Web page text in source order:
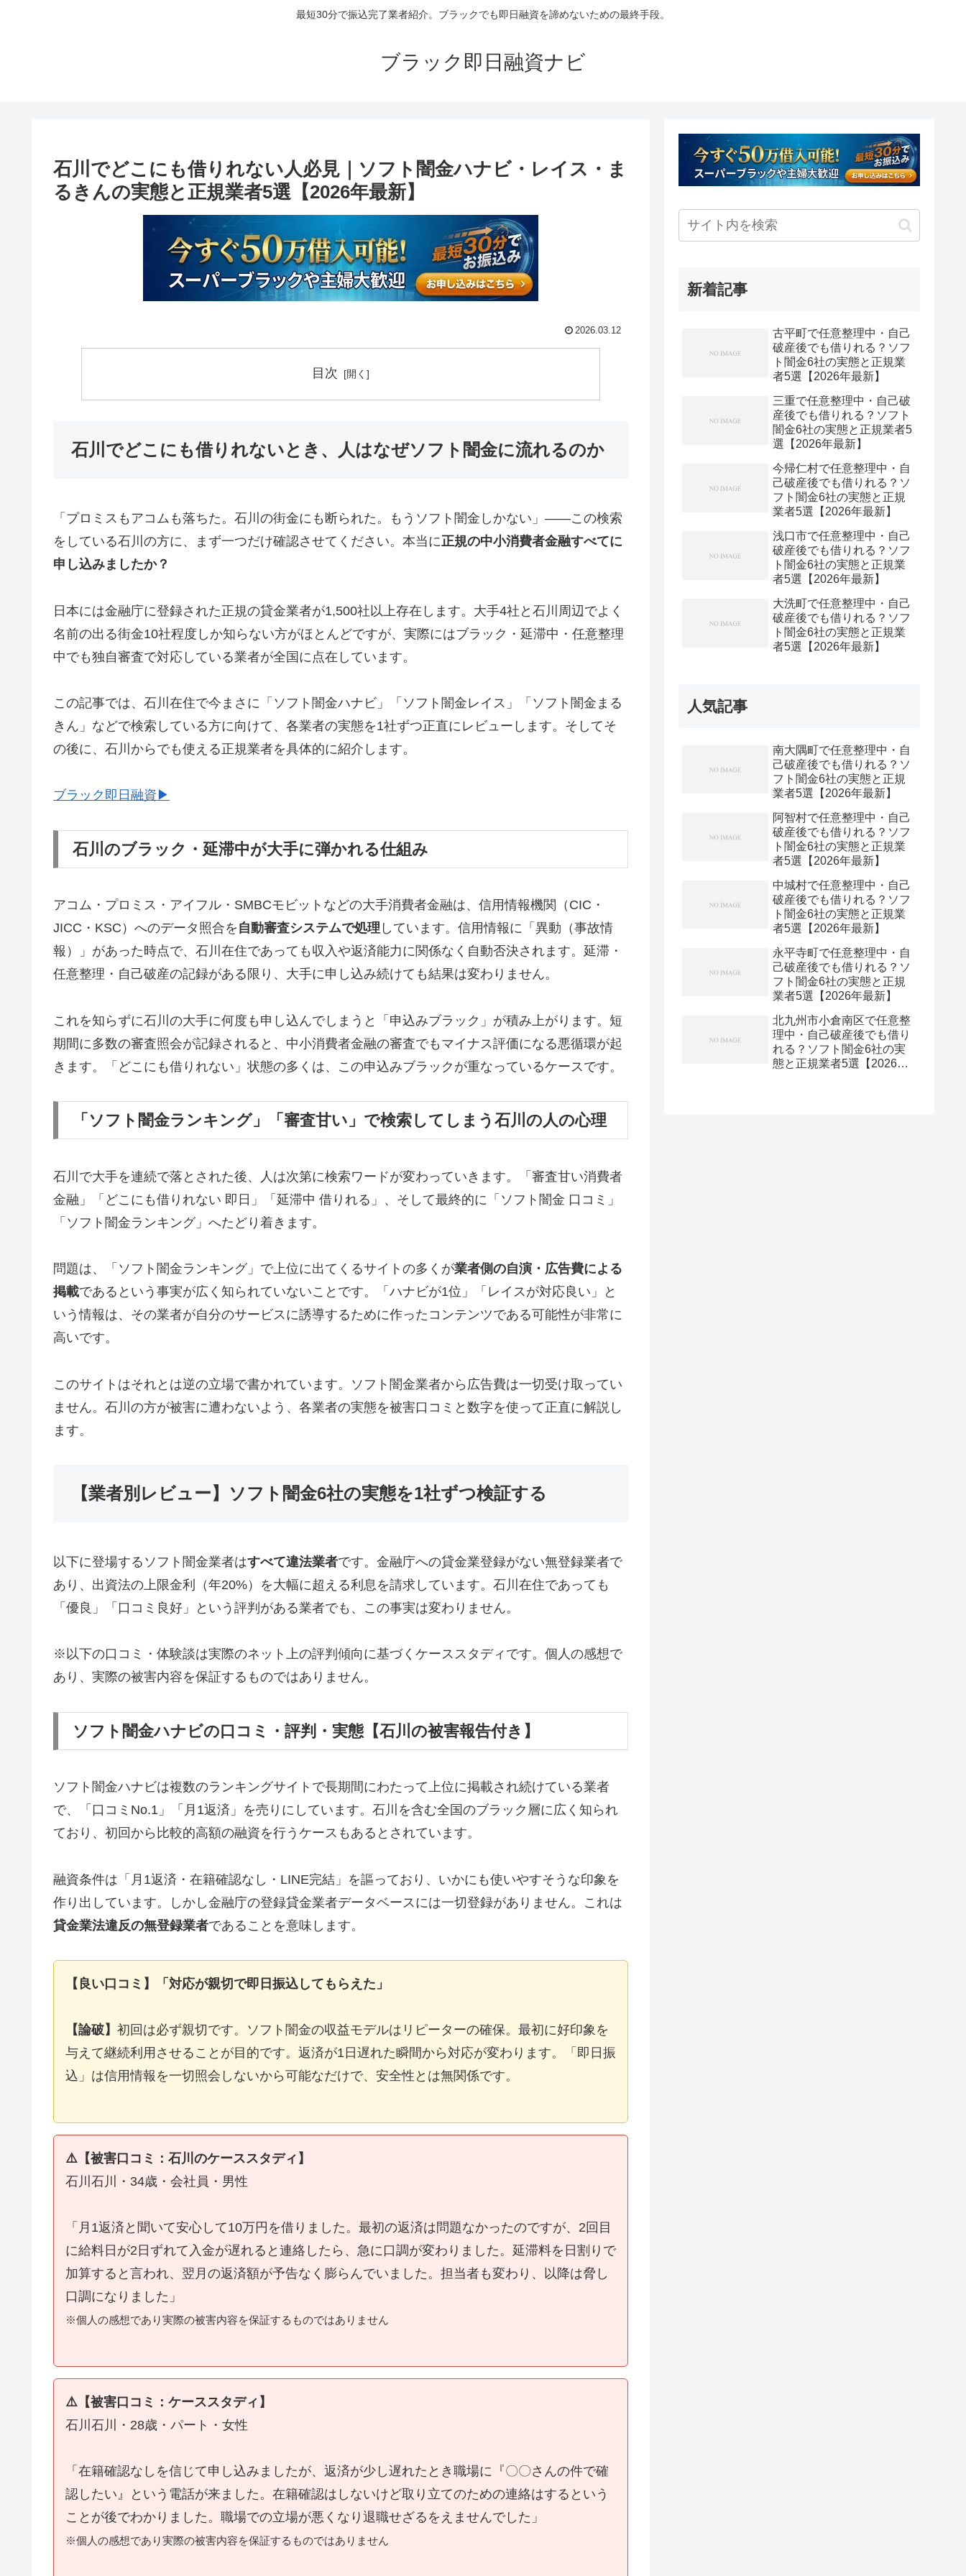
最短30分で振込完了業者紹介。ブラックでも即日融資を諦めないための最終手段。
ブラック即日融資ナビ
石川でどこにも借りれない人必見｜ソフト闇金ハナビ・レイス・ま
るきんの実態と正規業者5選【2026年最新】
2026.03.12
目次
石川でどこにも借りれないとき、人はなぜソフト闇金に流れるのか
「プロミスもアコムも落ちた。石川の街金にも断られた。もうソフト闇金しかない」——この検索
をしている石川の方に、まず一つだけ確認させてください。本当に正規の中小消費者金融すべてに
申し込みましたか？
日本には金融庁に登録された正規の貸金業者が1,500社以上存在します。大手4社と石川周辺でよく
名前の出る街金10社程度しか知らない方がほとんどですが、実際にはブラック・延滞中・任意整理
中でも独自審査で対応している業者が全国に点在しています。
この記事では、石川在住で今まさに「ソフト闇金ハナビ」「ソフト闇金レイス」「ソフト闇金まる
きん」などで検索している方に向けて、各業者の実態を1社ずつ正直にレビューします。そしてそ
の後に、石川からでも使える正規業者を具体的に紹介します。
ブラック即日融資▶
石川のブラック・延滞中が大手に弾かれる仕組み
アコム・プロミス・アイフル・SMBCモビットなどの大手消費者金融は、信用情報機関（CIC・
JICC・KSC）へのデータ照合を 自動審査システムで処理 しています。信用情報に「異動（事故情
報）」があった時点で、石川在住であっても収入や返済能力に関係なく自動否決されます。延滞・
任意整理・自己破産の記録がある限り、大手に申し込み続けても結果は変わりません。
これを知らずに石川の大手に何度も申し込んでしまうと「申込みブラック」が積み上がります。短
期間に多数の審査照会が記録されると、中小消費者金融の審査でもマイナス評価になる悪循環が起
きます。「どこにも借りれない」状態の多くは、この申込みブラックが重なっているケースです。
「ソフト闇金ランキング」「審査甘い」で検索してしまう石川の人の心理
石川で大手を連続で落とされた後、人は次第に検索ワードが変わっていきます。「審査甘い消費者
金融」「どこにも借りれない 即日」「延滞中 借りれる」、そして最終的に「ソフト闇金 口コミ」
「ソフト闇金ランキング」へたどり着きます。
問題は、「ソフト闇金ランキング」で上位に出てくるサイトの多くが業者側の自演・広告費による
掲載であるという事実が広く知られていないことです。「ハナビが1位」「レイスが対応良い」と
いう情報は、その業者が自分のサービスに誘導するために作ったコンテンツである可能性が非常に
高いです。
このサイトはそれとは逆の立場で書かれています。ソフト闇金業者から広告費は一切受け取ってい
ません。石川の方が被害に遭わないよう、各業者の実態を被害口コミと数字を使って正直に解説し
ます。
【業者別レビュー】ソフト闇金6社の実態を1社ずつ検証する
以下に登場するソフト闇金業者はすべて違法業者です。金融庁への貸金業登録がない無登録業者で
あり、出資法の上限金利（年20%）を大幅に超える利息を請求しています。石川在住であっても
「優良」「口コミ良好」という評判がある業者でも、この事実は変わりません。
※以下の口コミ・体験談は実際のネット上の評判傾向に基づくケーススタディです。個人の感想で
あり、実際の被害内容を保証するものではありません。
ソフト闇金ハナビの口コミ・評判・実態【石川の被害報告付き】
ソフト闇金ハナビは複数のランキングサイトで長期間にわたって上位に掲載され続けている業者
で、「口コミNo.1」「月1返済」を売りにしています。石川を含む全国のブラック層に広く知られ
ており、初回から比較的高額の融資を行うケースもあるとされています。
融資条件は「月1返済・在籍確認なし・LINE完結」を謳っており、いかにも使いやすそうな印象を
作り出しています。しかし金融庁の登録貸金業者データベースには一切登録がありません。これは
貸金業法違反の無登録業者であることを意味します。
【良い口コミ】「対応が親切で即日振込してもらえた」
【論破】 初回は必ず親切です。ソフト闇金の収益モデルはリピーターの確保。最初に好印象を
与えて継続利用させることが目的です。返済が1日遅れた瞬間から対応が変わります。「即日振
込」は信用情報を一切照会しないから可能なだけで、安全性とは無関係です。
⚠️【被害口コミ：石川のケーススタディ】
石川石川・34歳・会社員・男性
「月1返済と聞いて安心して10万円を借りました。最初の返済は問題なかったのですが、2回目
に給料日が2日ずれて入金が遅れると連絡したら、急に口調が変わりました。延滞料を日割りで
加算すると言われ、翌月の返済額が予告なく膨らんでいました。担当者も変わり、以降は脅し
口調になりました」
※個人の感想であり実際の被害内容を保証するものではありません
⚠️【被害口コミ：ケーススタディ】
石川石川・28歳・パート・女性
「在籍確認なしを信じて申し込みましたが、返済が少し遅れたとき職場に『〇〇さんの件で確
認したい』という電話が来ました。在籍確認はしないけど取り立てのための連絡はするという
ことが後でわかりました。職場での立場が悪くなり退職せざるをえませんでした」
※個人の感想であり実際の被害内容を保証するものではありません
新着記事
古平町で任意整理中・自己
破産後でも借りれる？ソフ
ト闇金6社の実態と正規業
者5選【2026年最新】
三重で任意整理中・自己破
産後でも借りれる？ソフト
闇金6社の実態と正規業者5
選【2026年最新】
今帰仁村で任意整理中・自
己破産後でも借りれる？ソ
フト闇金6社の実態と正規
業者5選【2026年最新】
浅口市で任意整理中・自己
破産後でも借りれる？ソフ
ト闇金6社の実態と正規業
者5選【2026年最新】
大洗町で任意整理中・自己
破産後でも借りれる？ソフ
ト闇金6社の実態と正規業
者5選【2026年最新】
人気記事
南大隅町で任意整理中・自
己破産後でも借りれる？ソ
フト闇金6社の実態と正規
業者5選【2026年最新】
阿智村で任意整理中・自己
破産後でも借りれる？ソフ
ト闇金6社の実態と正規業
者5選【2026年最新】
中城村で任意整理中・自己
破産後でも借りれる？ソフ
ト闇金6社の実態と正規業
者5選【2026年最新】
永平寺町で任意整理中・自
己破産後でも借りれる？ソ
フト闇金6社の実態と正規
業者5選【2026年最新】
北九州市小倉南区で任意整
理中・自己破産後でも借り
れる？ソフト闇金6社の実
態と正規業者5選【2026年